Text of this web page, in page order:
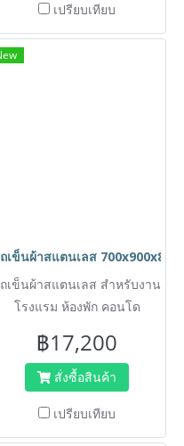
เปรียบเทียบ
HORECAT code 40410
เข็นผ้าสแตนเลส
เข็นผ้าสแตนเลส สำหรับงาน
โรงแรม ห้องพัก คอนโด
สนิม รถเข็นผลิตจากสแตนเลส
฿17,200
สั่งซื้อสินค้า
เปรียบเทียบ